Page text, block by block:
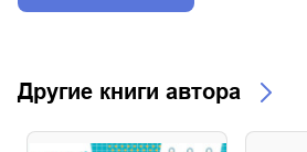
Другие книги автора